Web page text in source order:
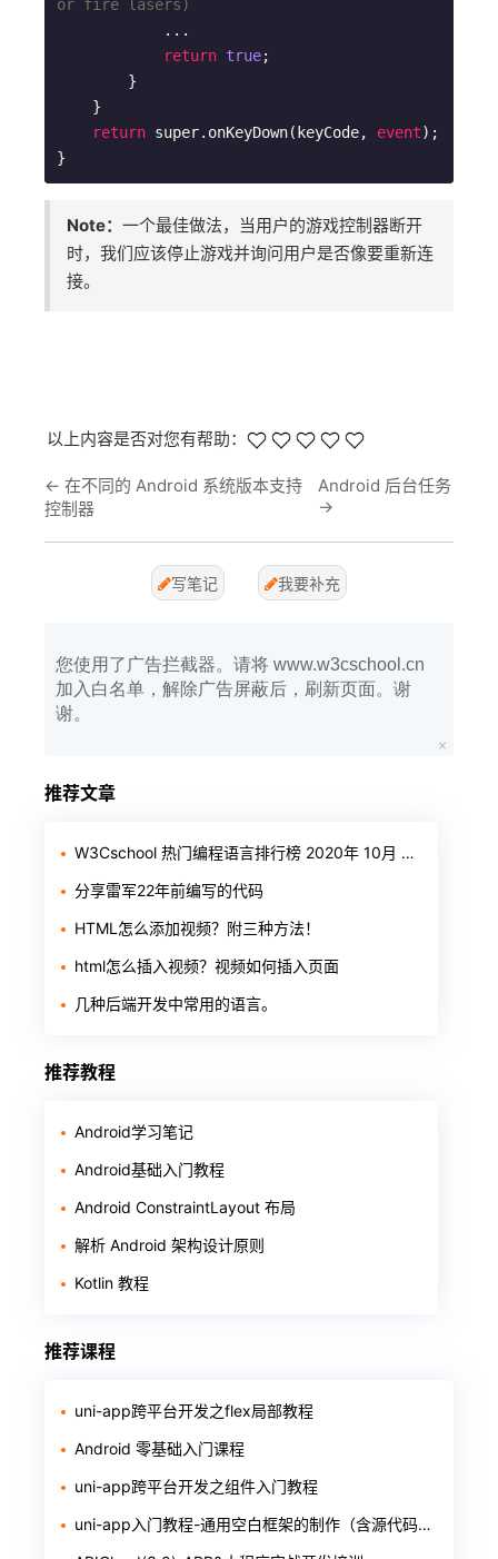
or fire lasers)
return true;
return super.onKeyDown(keyCode, event);
Note： 一个最佳做法，当用户的游戏控制器断开
时，我们应该停止游戏并询问用户是否像要重新连
接。
以上内容是否对您有帮助：
← 在不同的 Android 系统版本支持
控制器
Android 后台任务
→
写笔记 我要补充
您使用了广告拦截器。请将 www.w3cschool.cn
加入白名单，解除广告屏蔽后，刷新页面。谢
谢。
推荐文章
W3Cschool 热门编程语言排行榜 2020年 10月 TOP10
分享雷军22年前编写的代码
HTML怎么添加视频？附三种方法！
html怎么插入视频？视频如何插入页面
几种后端开发中常用的语言。
推荐教程
Android学习笔记
Android基础入门教程
Android ConstraintLayout 布局
解析 Android 架构设计原则
Kotlin 教程
推荐课程
uni-app跨平台开发之flex局部教程
Android 零基础入门课程
uni-app跨平台开发之组件入门教程
uni-app入门教程-通用空白框架的制作（含源代码和软件）